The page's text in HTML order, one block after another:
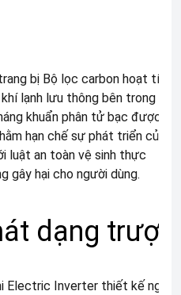
bị Bộ lọc carbon hoạt tính
lạnh lưu thông bên trong tủ
khuẩn phân tử bạc được
hạn chế sự phát triển của
luật an toàn vệ sinh thực
gây hại cho người dùng.
dạng trượt
Electric Inverter thiết kế ngăn